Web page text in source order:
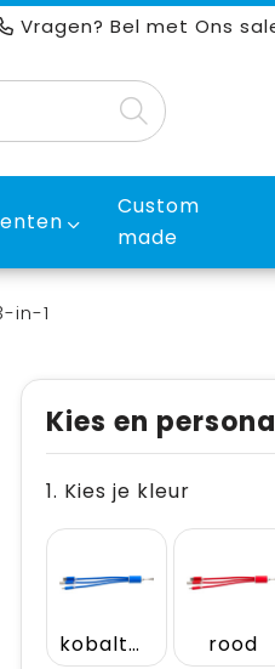
Vragen? Bel met Ons
Custom
made
in-1
Kies en
1. Kies je kleur
kobaltblauw rood